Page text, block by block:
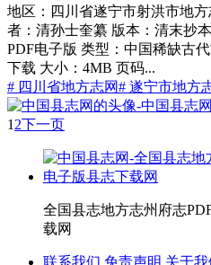
地区：四川省遂宁市射洪市地
者：清孙士奎纂 版本：清末抄
PDF电子版 类型：中国稀缺古
下载 大小：4MB 页码...
# 四川省地方志网# 遂宁市地方
1 2下一页
全国县志地方志州府志
载网